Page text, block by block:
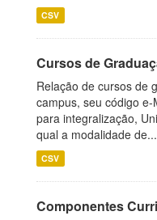
CSV
Cursos de
Relação de cursos de
campus, seu código
para integralização,
qual a modalidade de...
CSV
Componentes